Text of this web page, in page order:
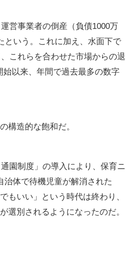
退出
営事業者の倒産（負債1000万
いう。これに加え、水面下で
これらを合わせた市場からの退
以来、年間で過去最多の数字